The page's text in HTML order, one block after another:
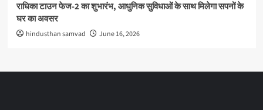
राधिका टाउन फेज-2 का शुभारंभ, आधुनिक सुविधाओं के साथ मिलेगा सपनों के
घर का अवसर
hindusthan samvad June 16, 2026